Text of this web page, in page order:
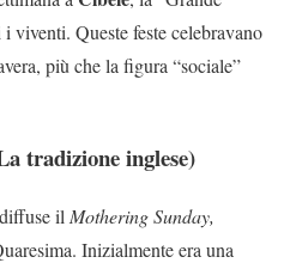
viventi. Queste feste celebravano
più che la figura “sociale”
tradizione inglese)
il Mothering Sunday,
Inizialmente era una